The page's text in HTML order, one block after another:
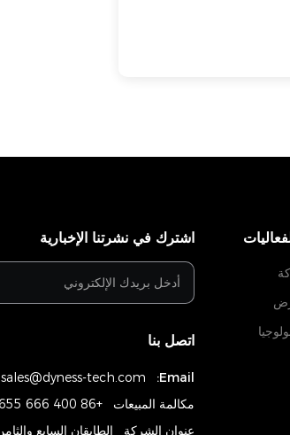
اشترك في نشرتنا الإخبارية
اتصل بنا
Email:
sales@dyness-tech.com
مكالمة المبيعات
+86 400 666 0655
عنوان الشركة